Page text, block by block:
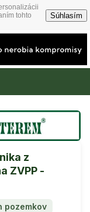
tohto
Súhlasím
z
ZVPP -
pozemkov